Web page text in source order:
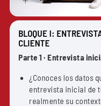
BLOQUE I:
CLIENTE
Parte 1 · Entrevista
¿Conoces los datos
entrevista inicial de
realmente su